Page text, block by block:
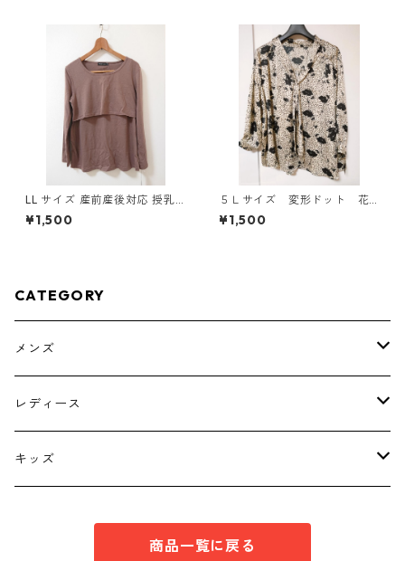
LL サイズ 産前産後対応 授乳
口付き 長袖シャツ マタニティ
チャコールグレー ◆KIY-1304
¥1,500
５Ｌサイズ 変形ドット 花
柄 ボウタイブラウス オフ
ホワイト KAE-4763
¥1,500
CATEGORY
メンズ
トップス
ボトムス
レディース
トップス
キッズ
商品一覧に戻る